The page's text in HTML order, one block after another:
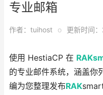
专业邮箱
作者：tuihost o 更新时间
使用 HestiaCP 在
的专业邮件系统，涵盖你
编为您整理发布RAK